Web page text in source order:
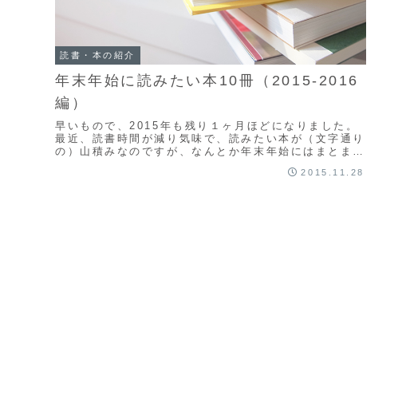
読書・本の紹介
年末年始に読みたい本10冊（2015-2016
編）
早いもので、2015年も残り１ヶ月ほどになりました。
最近、読書時間が減り気味で、読みたい本が（文字通り
の）山積みなのですが、なんとか年末年始にはまとまっ
2015.11.28